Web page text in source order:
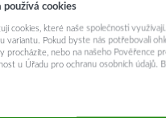
cookies
cookies, které naše společnosti
variantu. Pokud byste nás potřebovali
procházíte, nebo na našeho Pověřence
u Úřadu pro ochranu osobních údajů.